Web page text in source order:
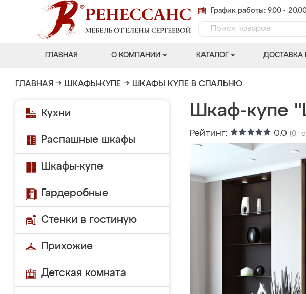
График работы: 9.00 -
ГЛАВНАЯ О КОМПАНИИ КАТАЛОГ ДОСТАВКА
ГЛАВНАЯ → ШКАФЫ-КУПЕ → ШКАФЫ КУПЕ В СПАЛЬНЮ
Кухни
Распашные шкафы
Шкафы-купе
Гардеробные
Стенки в гостиную
Прихожие
Детская комната
Шкаф-купе
Рейтинг: 0.0 (0